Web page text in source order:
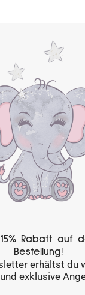
Rabatt auf
Bestellung!
erhältst du
exklusive